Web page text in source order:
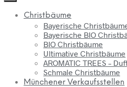
Christbäume
Bayerische
Bayerische BIO
BIO Christbäume
Ultimative Christbäume
AROMATIC TREES –
Schmale Christbäume
Münchener Verkaufsstellen